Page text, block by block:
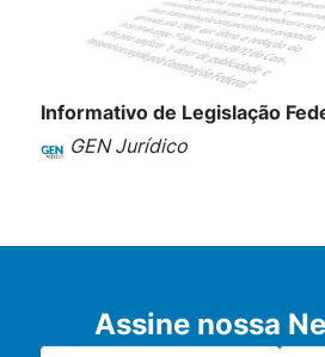
Informativo de Legislação
GEN Jurídico
Assine nossa